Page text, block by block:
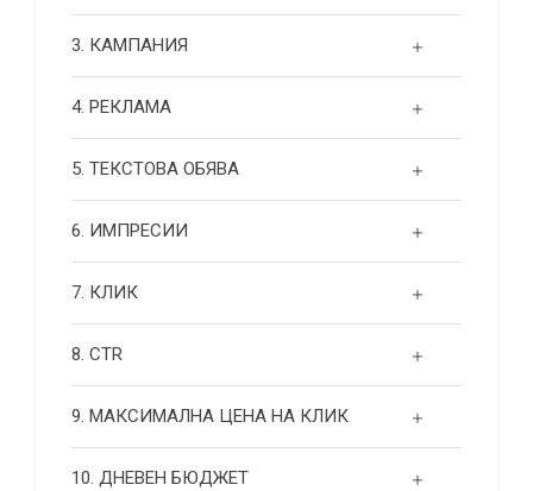
3. КАМПАНИЯ
4. РЕКЛАМА
5. ТЕКСТОВА ОБЯВА
6. ИМПРЕСИИ
7. КЛИК
8. CTR
9. МАКСИМАЛНА ЦЕНА НА КЛИК
10. ДНЕВЕН БЮДЖЕТ